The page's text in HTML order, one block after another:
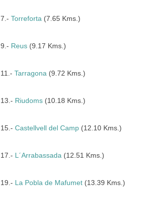
7.- Torreforta (7.65 Kms.)
9.- Reus(9.17 Kms.)
11.- Tarragona (9.72 Kms.)
13.- Riudoms(10.18 Kms.)
15.- Castellvell del Camp(12.10 Kms.)
17.- L´Arrabassada (12.51 Kms.)
19.- La Pobla de Mafumet(13.39 Kms.)